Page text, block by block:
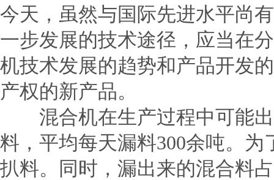
今天，虽然与国际先进水平尚
一步发展的技术途径，应当在
机技术发展的趋势和产品开发
产权的新产品。
混合机在生产过程中可能出
料，平均每天漏料300余吨。
扒料。同时，漏出来的混合料